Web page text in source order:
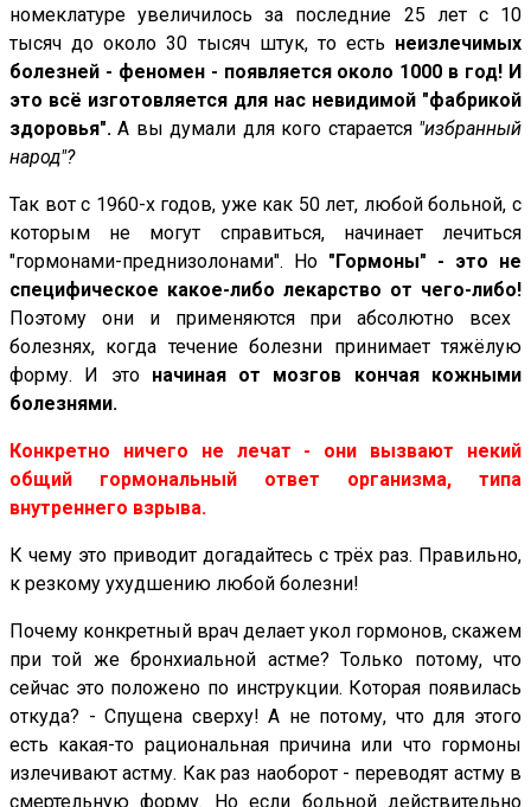
номеклатуре увеличилось за последние 25 лет с 10
тысяч до около 30 тысяч штук, то есть неизлечимых
болезней - феномен - появляется около 1000 в год! И
это всё изготовляется для нас невидимой "фабрикой
здоровья".А вы думали для кого старается "избранный
народ"?
Так вот с 1960-х годов, уже как 50 лет, любой больной, с
которым не могут справиться, начинает лечиться
"гормонами-преднизолонами". Но "Гормоны" - это не
специфическое какое-либо лекарство от чего-либо!
Поэтому они и применяются при абсолютно всех
болезнях, когда течение болезни принимает тяжёлую
форму. И это начиная от мозгов кончая кожными
болезнями.
Конкретно ничего не лечат - они вызвают некий
общий гормональный ответ организма, типа
внутреннего взрыва.
К чему это приводит догадайтесь с трёх раз. Правильно,
к резкому ухудшению любой болезни!
Почему конкретный врач делает укол гормонов, скажем
при той же бронхиальной астме? Только потому, что
сейчас это положено по инструкции. Которая появилась
откуда? - Спущена сверху! А не потому, что для этого
есть какая-то рациональная причина или что гормоны
излечивают астму. Как раз наоборот - переводят астму в
смертельную форму. Но если больной действительно